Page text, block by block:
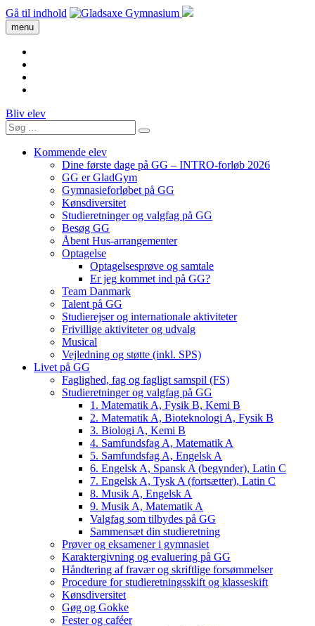
Gå til indhold
menu
Bliv elev
Kommende elev
Dine første dage på GG – INTRO-forløb 2026
GG er GladGym
Gymnasieforløbet på GG
Kønsdiversitet
Studieretninger og valgfag på GG
Besøg GG
Åbent Hus-arrangementer
Optagelse
Optagelsesprøve og samtale
Er jeg kommet ind på GG?
Team Danmark
Talent på GG
Studierejser og internationale aktiviteter
Frivillige aktiviteter og udvalg
Musical
Vejledning og støtte (inkl. SPS)
Livet på GG
Faglighed, fag og fagligt samspil (FS)
Studieretninger og valgfag på GG
1. Matematik A, Fysik B, Kemi B
2. Matematik A, Bioteknologi A, Fysik B
3. Biologi A, Kemi B
4. Samfundsfag A, Matematik A
5. Samfundsfag A, Engelsk A
6. Engelsk A, Spansk A (begynder), Latin C
7. Engelsk A, Tysk A (fortsætter), Latin C
8. Musik A, Engelsk A
9. Musik A, Matematik A
Valgfag som tilbydes på GG
Sammensæt din studieretning
Prøver og eksamener i gymnasiet
Karaktergivning og evaluering på GG
Håndtering af fravær og skriftlige forsømmelser
Procedure for studieretningsskift og klasseskift
Kønsdiversitet
Gøg og Gokke
Fester og caféer